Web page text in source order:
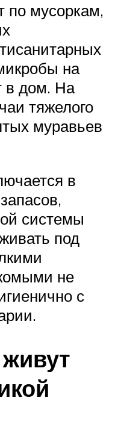
по мусоркам,
на
в дом. На
тяжелого
муравьев
в
системы
под
не
с